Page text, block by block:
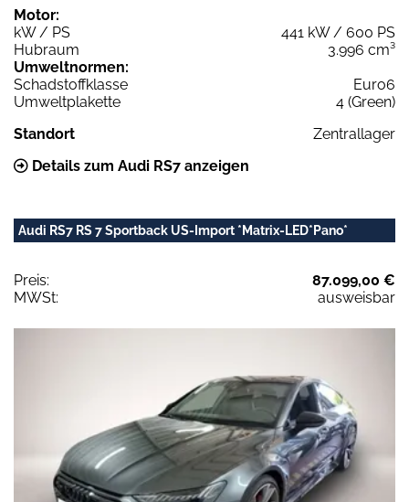
Motor:
kW / PS
441 kW / 600 PS
Hubraum
3.996 cm³
Umweltnormen:
Schadstoffklasse
Euro6
Umweltplakette
4 (Green)
Standort
Zentrallager
Details zum Audi RS7 anzeigen
Audi RS7 RS 7 Sportback US-Import *Matrix-LED*Pano*
Preis:
87.099,00 €
MWSt:
ausweisbar